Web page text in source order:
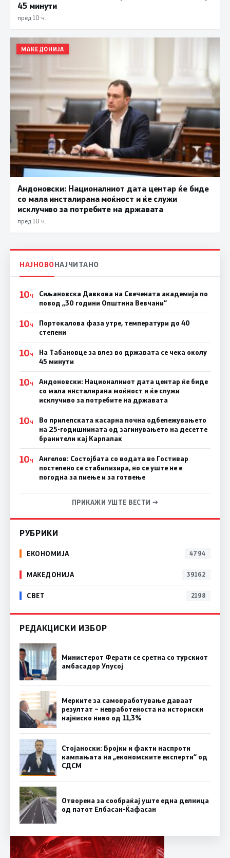
45 минути
пред 10 ч.
МАКЕДОНИЈА
Андоновски: Националниот дата центар ќе биде
со мала инсталирана моќност и ќе служи
исклучиво за потребите на државата
пред 10 ч.
НАЈНОВОНАЈЧИТАНО
10Ч
Сиљановска Давкова на Свечената академија по
повод „30 години Општина Вевчани“
10Ч
Портокалова фаза утре, температури до 40
степени
10Ч
На Табановце за влез во државата се чека околу
45 минути
10Ч
Андоновски: Националниот дата центар ќе биде
со мала инсталирана моќност и ќе служи
исклучиво за потребите на државата
10Ч
Во прилепската касарна почна одбележувањето
на 25-годишнината од загинувањето на десетте
бранители кај Карпалак
10Ч
Ангелов: Состојбата со водата во Гостивар
постепено се стабилизира, но се уште не е
погодна за пиење и за готвење
ПРИКАЖИ УШТЕ ВЕСТИ →
РУБРИКИ
ЕКОНОМИЈА 4794
МАКЕДОНИЈА 39162
СВЕТ 2198
РЕДАКЦИСКИ ИЗБОР
Министерот Ферати се сретна со турскиот
амбасадор Улусој
Мерките за самовработување даваат
резултат – невработеноста на историски
најниско ниво од 11,3%
Стојаноски: Бројки и факти наспроти
кампањата на „економските експерти“ од
СДСM
Отворена за сообраќај уште една делница
од патот Елбасан-Ќафасан